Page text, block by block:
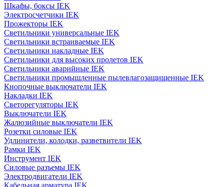
Шкафы, боксы IEK
Электросчетчики IEK
Прожекторы IEK
Светильники универсальные IEK
Светильники встраиваемые IEK
Светильники накладные IEK
Светильники для высоких пролетов IEK
Светильники аварийные IEK
Светильники промышленные пылевлагозащищенные IEK
Кнопочные выключатели IEK
Накладки IEK
Светорегуляторы IEK
Выключатели IEK
Жалюзийные выключатели IEK
Розетки силовые IEK
Удлинители, колодки, разветвители IEK
Рамки IEK
Инструмент IEK
Силовые разъемы IEK
Электродвигатели IEK
Кабельная арматура IEK